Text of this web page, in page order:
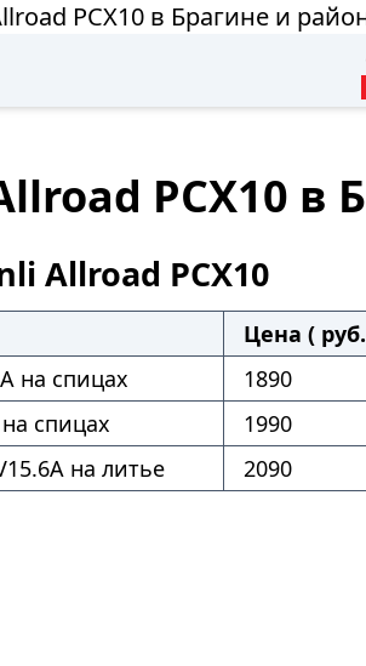
PCX10 в Брагине и
PCX10 в
Allroad PCX10
Цена (
на спицах
1890
спицах
1990
на литье 2090